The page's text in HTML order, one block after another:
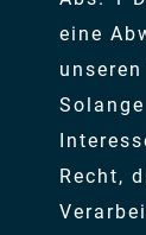
eine
Recht,